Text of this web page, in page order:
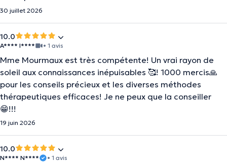
30 juillet 2026
10.0
A**** I**** • 1 avis
Mme Mourmaux est très compétente! Un vrai rayon de
soleil aux connaissances inépuisables 🥰! 1000 mercis🙏
pour les conseils précieux et les diverses méthodes
thérapeutiques efficaces! Je ne peux que la conseiller
😁!!!
19 juin 2026
10.0
N**** N**** • 1 avis